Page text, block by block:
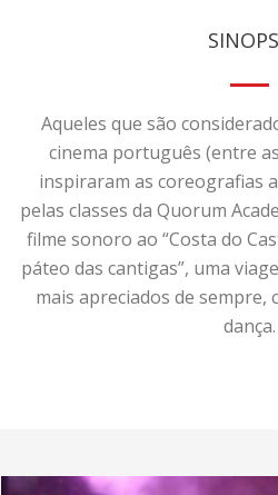
Aqueles que são
cinema português (entre
inspiraram as coreografias
pelas classes da Quorum
filme sonoro ao “Costa do
páteo das cantigas”, uma
mais apreciados de sempre,
dança.